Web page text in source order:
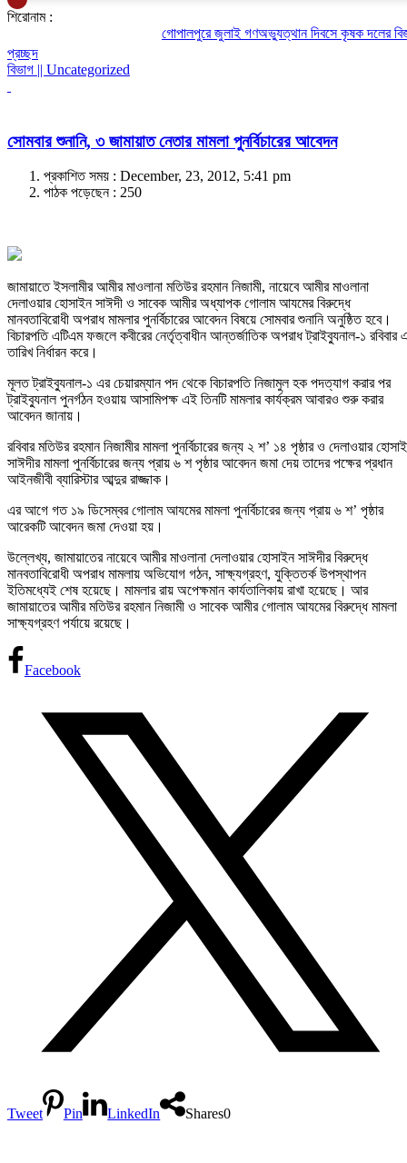
শিরোনাম :
গোপালপুরে জুলাই গণঅভ্যুত্থান দিবসে কৃষক দলের বিজয়
প্রচ্ছদ
বিভাগ || Uncategorized
সোমবার শুনানি, ৩ জামায়াত নেতার মামলা পুনর্বিচারের আবেদন
প্রকাশিত সময় : December, 23, 2012, 5:41 pm
পাঠক পড়েছেন : 250
জামায়াতে ইসলামীর আমীর মাওলানা মতিউর রহমান নিজামী, নায়েবে আমীর মাওলানা
দেলাওয়ার হোসাইন সাঈদী ও সাবেক আমীর অধ্যাপক গোলাম আযমের বিরুদ্ধে
মানবতাবিরোধী অপরাধ মামলার পুনর্বিচারের আবেদন বিষয়ে সোমবার শুনানি অনুষ্ঠিত হবে।
বিচারপতি এটিএম ফজলে কবীরের নের্তৃত্বাধীন আন্তর্জাতিক অপরাধ ট্রাইব্যুনাল-১ রবিবার
তারিখ নির্ধারন করে।
মূলত ট্রাইব্যুনাল-১ এর চেয়ারম্যান পদ থেকে বিচারপতি নিজামুল হক পদত্যাগ করার পর
ট্রাইব্যুনাল পুনর্গঠন হওয়ায় আসামিপক্ষ এই তিনটি মামলার কার্যক্রম আবারও শুরু করার
আবেদন জানায়।
রবিবার মতিউর রহমান নিজামীর মামলা পুনর্বিচারের জন্য ২ শ’ ১৪ পৃষ্ঠার ও দেলাওয়ার
সাঈদীর মামলা পুনর্বিচারের জন্য প্রায় ৬ শ পৃষ্ঠার আবেদন জমা দেয় তাদের পক্ষের প্রধান
আইনজীবী ব্যারিস্টার আব্দুর রাজ্জাক।
এর আগে গত ১৯ ডিসেম্বর গোলাম আযমের মামলা পুনর্বিচারের জন্য প্রায় ৬ শ’ পৃষ্ঠার
আরেকটি আবেদন জমা দেওয়া হয়।
উল্লেখ্য, জামায়াতের নায়েবে আমীর মাওলানা দেলাওয়ার হোসাইন সাঈদীর বিরুদ্ধে
মানবতাবিরোধী অপরাধ মামলায় অভিযোগ গঠন, সাক্ষ্যগ্রহণ, যুক্তিতর্ক উপস্থাপন
ইতিমধ্যেই শেষ হয়েছে। মামলার রায় অপেক্ষমান কার্যতালিকায় রাখা হয়েছে। আর
জামায়াতের আমীর মতিউর রহমান নিজামী ও সাবেক আমীর গোলাম আযমের বিরুদ্ধে মামলা
সাক্ষ্যগ্রহণ পর্যায়ে রয়েছে।
Facebook
Tweet Pin LinkedIn Shares0